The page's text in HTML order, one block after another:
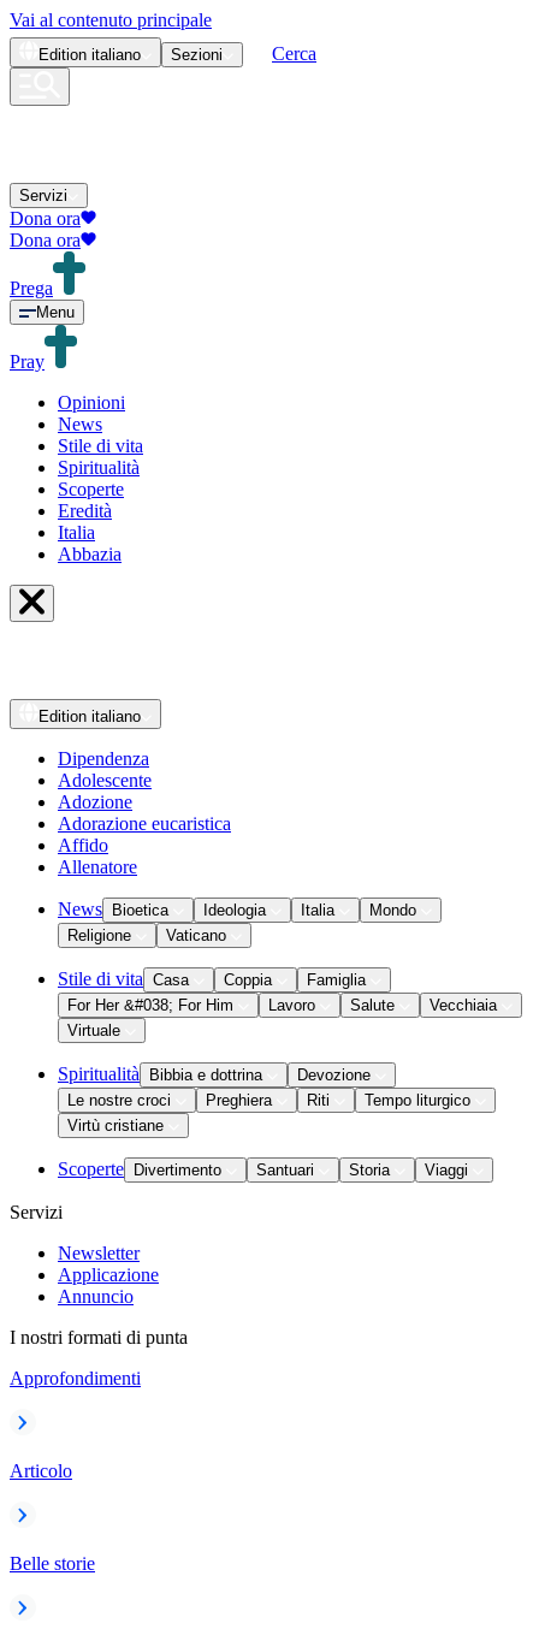
Vai al contenuto principale
Edition italiano Sezioni Cerca
Servizi
Dona ora
Dona ora
Prega
Menu
Pray
Opinioni
News
Stile di vita
Spiritualità
Scoperte
Eredità
Italia
Abbazia
Edition italiano
Dipendenza
Adolescente
Adozione
Adorazione eucaristica
Affido
Allenatore
News Bioetica Ideologia Italia
Mondo
Religione
Vaticano
Stile di vita Casa Coppia
Famiglia
For Her &#038; For Him
Lavoro Salute
Vecchiaia
Virtuale
Spiritualità Bibbia e dottrina
Devozione
Le nostre croci
Preghiera Riti
Tempo liturgico
Virtù cristiane
Scoperte Divertimento Santuari Storia Viaggi
Servizi
Newsletter
Applicazione
Annuncio
I nostri formati di punta
Approfondimenti
Articolo
Belle storie